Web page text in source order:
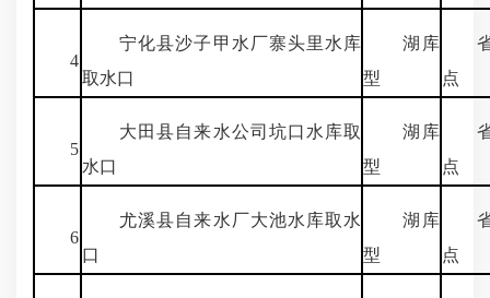
4
宁化县沙子甲水厂寨头里水库
取水口
湖库
型
省
点
5
大田县自来水公司坑口水库取
水口
湖库
型
省
点
6
尤溪县自来水厂大池水库取水
口
湖库
型
省
点